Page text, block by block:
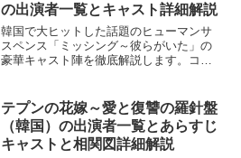
の出演者一覧とキャスト詳細解説
韓国で大ヒットした話題のヒューマンサ
スペンス「ミッシング～彼らがいた」の
豪華キャスト陣を徹底解説します。コ・
エピソードまで詳しくご紹介。あの人気
俳優の意外な一面とは？
テプンの花嫁～愛と復讐の羅針盤
（韓国）の出演者一覧とあらすじ
キャストと相関図詳細解説